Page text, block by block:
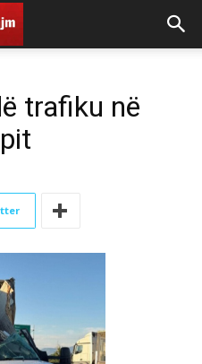
trafiku në